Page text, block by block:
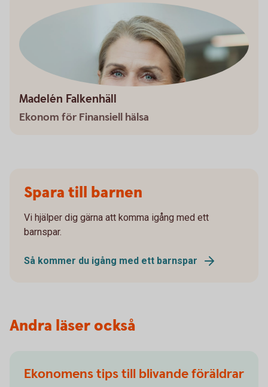
Madelén Falkenhäll
Ekonom för Finansiell hälsa
Spara till barnen
Vi hjälper dig gärna att komma igång med ett
barnspar.
Så kommer du igång med ett barnspar
Andra läser också
Ekonomens tips till blivande föräldrar